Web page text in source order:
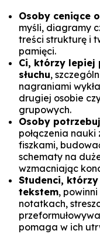
Osoby ceniące
myśli, diagramy
treści strukturę i
pamięci.
Ci, którzy lepiej
słuchu,
nagraniami
drugiej osobie
grupowych.
Osoby
połączenia
fiszkami,
schematy na
wzmacniając
Studenci,
tekstem,
notatkach,
pomaga w ich